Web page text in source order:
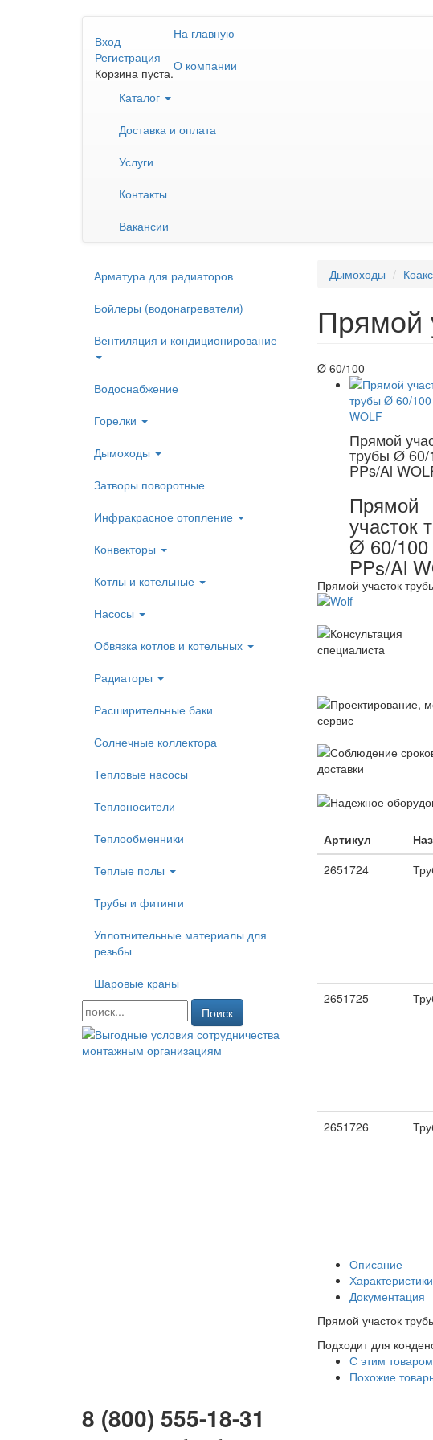
Вход
Регистрация
Корзина пуста.
На главную
О компании
Каталог
Доставка и оплата
Услуги
Контакты
Вакансии
Арматура для радиаторов
Бойлеры (водонагреватели)
Вентиляция и кондиционирование
Водоснабжение
Горелки
Дымоходы
Затворы поворотные
Инфракрасное отопление
Конвекторы
Котлы и котельные
Насосы
Обвязка котлов и котельных
Радиаторы
Расширительные баки
Солнечные коллектора
Тепловые насосы
Теплоносители
Теплообменники
Теплые полы
Трубы и фитинги
Уплотнительные материалы для
резьбы
Шаровые краны
Поиск
Дымоходы
Прямой
Ø 60/100
Прямой
трубы Ø 60/
PPs/Al
Прямой
участок
Ø 60/100
PPs/Al
Прямой участок
Артикул
2651724
2651725
2651726
Описание
Характеристики
Документация
Прямой участок
Подходит для
С этим
Похожие
8 (800) 555-18-31